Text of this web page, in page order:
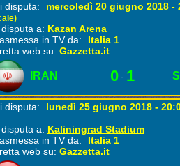
disputa: mercoledì 20 giugno 2018 -
a: Kazan Arena
in TV da:
Italia 1
web su: Gazzetta.it
IRAN 0- 1
disputa:
lunedì 25 giugno 2018 -
a: Kaliningrad Stadium
in TV da:
Italia 1
web su: Gazzetta.it